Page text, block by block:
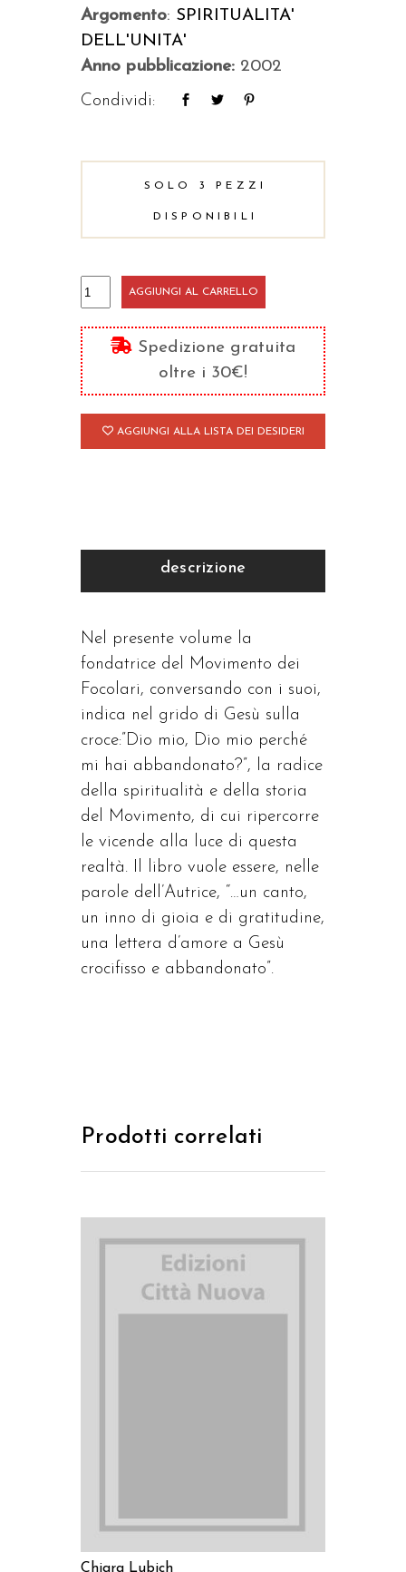
Argomento: SPIRITUALITA'
DELL'UNITA'
Anno pubblicazione: 2002
Condividi:
SOLO 3 PEZZI
DISPONIBILI
Il
grido
quantità
AGGIUNGI AL CARRELLO
Spedizione gratuita
oltre i 30€!
AGGIUNGI ALLA LISTA DEI DESIDERI
descrizione
Nel presente volume la
fondatrice del Movimento dei
Focolari, conversando con i suoi,
indica nel grido di Gesù sulla
croce:”Dio mio, Dio mio perché
mi hai abbandonato?”, la radice
della spiritualità e della storia
del Movimento, di cui ripercorre
le vicende alla luce di questa
realtà. Il libro vuole essere, nelle
parole dell’Autrice, “…un canto,
un inno di gioia e di gratitudine,
una lettera d’amore a Gesù
crocifisso e abbandonato”.
Prodotti correlati
Chiara Lubich